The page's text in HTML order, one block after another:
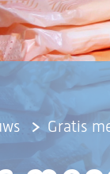
Gratis